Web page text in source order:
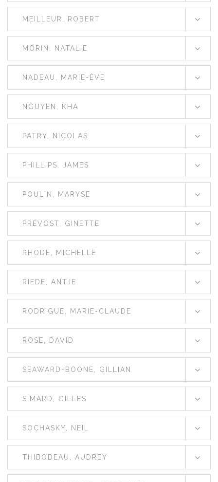
MEILLEUR, ROBERT
MORIN, NATALIE
NADEAU, MARIE-ÈVE
NGUYEN, KHA
PATRY, NICOLAS
PHILLIPS, JAMES
POULIN, MARYSE
PRÉVOST, GINETTE
RHODE, MICHELLE
RIEDE, ANTJE
RODRIGUE, MARIE-CLAUDE
ROSE, DAVID
SEAWARD-BOONE, GILLIAN
SIMARD, GILLES
SOCHASKY, NEIL
THIBODEAU, AUDREY